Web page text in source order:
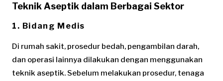
Teknik Aseptik dalam Berbagai Sektor
1. Bidang Medis
Di rumah sakit, prosedur bedah, pengambilan darah,
dan operasi lainnya dilakukan dengan menggunakan
teknik aseptik. Sebelum melakukan prosedur, tenaga